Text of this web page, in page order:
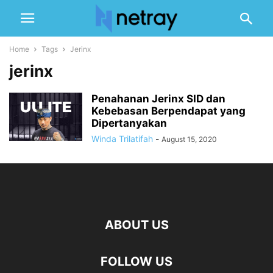
Home Tags Jerinx
jerinx
Penahanan Jerinx SID dan
Kebebasan Berpendapat yang
Dipertanyakan
Winda Trilatifah - August 15, 2020
ABOUT US
FOLLOW US